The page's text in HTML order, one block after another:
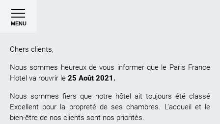
MENU
Chers clients,
Nous sommes heureux de vous informer que le Paris France
Hotel va rouvrir le 25 Août 2021.
Nous sommes fiers que notre hôtel ait toujours été classé
Excellent pour la propreté de ses chambres. L’accueil et le
bien-être de nos clients sont nos priorités.